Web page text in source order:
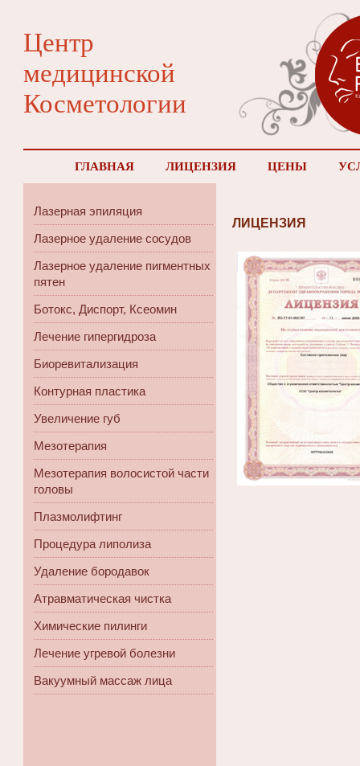
Центр
медицинской
Косметологии
ГЛАВНАЯ ЛИЦЕНЗИЯ ЦЕНЫ
Лазерная эпиляция
Лазерное удаление сосудов
Лазерное удаление пигментных
пятен
Ботокс, Диспорт, Ксеомин
Лечение гипергидроза
Биоревитализация
Контурная пластика
Увеличение губ
Мезотерапия
Мезотерапия волосистой части
головы
Плазмолифтинг
Процедура липолиза
Удаление бородавок
Атравматическая чистка
Химические пилинги
Лечение угревой болезни
Вакуумный массаж лица
ЛИЦЕНЗИЯ